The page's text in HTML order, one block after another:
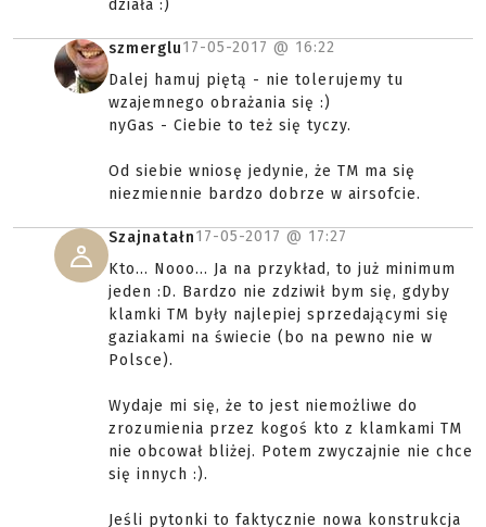
działa :)
szmerglu17-05-2017 @ 16:22
Dalej hamuj piętą - nie tolerujemy tu
wzajemnego obrażania się :)
nyGas - Ciebie to też się tyczy.
Od siebie wniosę jedynie, że TM ma się
niezmiennie bardzo dobrze w airsofcie.
Szajnatałn17-05-2017 @ 17:27
Kto... Nooo... Ja na przykład, to już minimum
jeden :D. Bardzo nie zdziwił bym się, gdyby
klamki TM były najlepiej sprzedającymi się
gaziakami na świecie (bo na pewno nie w
Polsce).
Wydaje mi się, że to jest niemożliwe do
zrozumienia przez kogoś kto z klamkami TM
nie obcował bliżej. Potem zwyczajnie nie chce
się innych :).
Jeśli pytonki to faktycznie nowa konstrukcja